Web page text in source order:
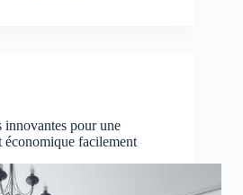
pour une
facilement